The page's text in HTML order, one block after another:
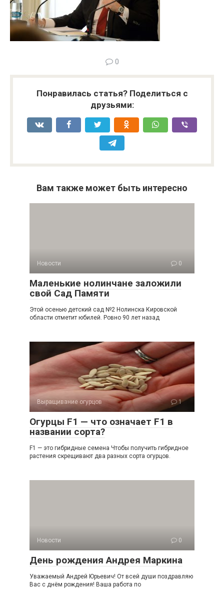
0
Понравилась статья? Поделиться с
друзьями:
Вам также может быть интересно
Новости 0
Маленькие нолинчане заложили
свой Сад Памяти
Этой осенью детский сад №2 Нолинска Кировской
области отметит юбилей. Ровно 90 лет назад
Выращивание огурцов 1
Огурцы F1 — что означает F1 в
названии сорта?
F1 — это гибридные семена Чтобы получить гибридное
растения скрещивают два разных сорта огурцов.
Новости 0
День рождения Андрея Маркина
Уважаемый Андрей Юрьевич! От всей души поздравляю
Вас с днём рождения! Ваша работа по